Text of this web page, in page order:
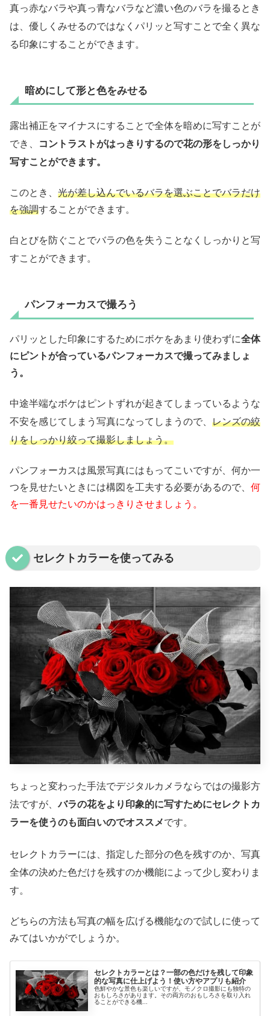
真っ赤なバラや真っ青なバラなど濃い色のバラを撮るとき
は、優しくみせるのではなくパリッと写すことで全く異な
る印象にすることができます。
暗めにして形と色をみせる
露出補正をマイナスにすることで全体を暗めに写すことが
でき、
コントラストがはっきりするので花の形をしっかり
写すことができます。
このとき、 光が差し込んでいるバラを選ぶことでバラだけ
を強調することができます。
白とびを防ぐことでバラの色を失うことなくしっかりと写
すことができます。
パンフォーカスで撮ろう
パリッとした印象にするためにボケをあまり使わずに全体
にピントが合っているパンフォーカスで撮ってみましょ
う。
中途半端なボケはピントずれが起きてしまっているような
不安を感じてしまう写真になってしまうので、 レンズの絞
りをしっかり絞って撮影しましょう。
パンフォーカスは風景写真にはもってこいですが、何か一
つを見せたいときには構図を工夫する必要があるので、 何
を一番見せたいのかはっきりさせましょう。
セレクトカラーを使ってみる
ちょっと変わった手法でデジタルカメラならではの撮影方
法ですが、バラの花をより印象的に写すためにセレクトカ
ラーを使うのも面白いのでオススメです。
セレクトカラーには、指定した部分の色を残すのか、写真
全体の決めた色だけを残すのか機能によって少し変わりま
す。
どちらの方法も写真の幅を広げる機能なので試しに使って
みてはいかがでしょうか。
セレクトカラーとは？一部の色だけを残して印象
的な写真に仕上げよう！使い方やアプリも紹介
色鮮やかな景色も楽しいですが、モノクロ撮影にも独特の
おもしろさがあります。その両方のおもしろさを取り入れ
ることができる機...